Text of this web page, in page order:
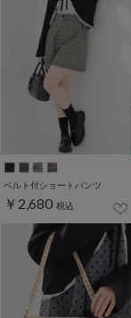
ベルト付ショートパンツ
￥2,680 税込